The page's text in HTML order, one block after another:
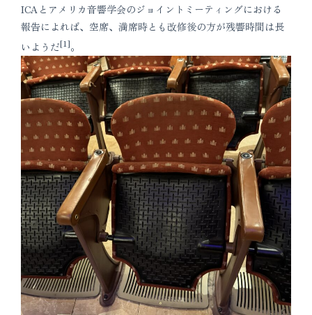
ICAとアメリカ音響学会のジョイントミーティングにおける
報告によれば、空席、満席時とも改修後の方が残響時間は長
いようだ[1]。